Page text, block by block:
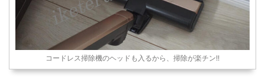
コードレス掃除機のヘッドも入るから、掃除が楽チン!!